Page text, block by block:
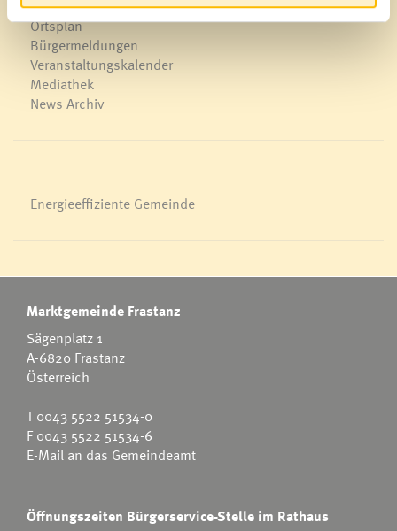
Blackout
Ortsplan
Bürgermeldungen
Veranstaltungskalender
Mediathek
News Archiv
Energieeffiziente Gemeinde
Marktgemeinde Frastanz
Sägenplatz 1
A-6820 Frastanz
Österreich
T0043 5522 51534-0
F 0043 5522 51534-6
E-Mail an das Gemeindeamt
Öffnungszeiten Bürgerservice-Stelle im Rathaus